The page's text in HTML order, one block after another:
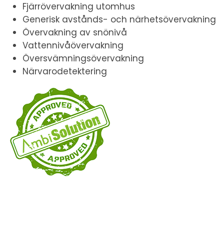
Fjärrövervakning utomhus
Generisk avstånds- och närhetsövervakning
Övervakning av snönivå
Vattennivåövervakning
Översvämningsövervakning
Närvarodetektering